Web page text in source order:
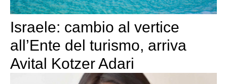
Israele: cambio al vertice
all’Ente del turismo, arriva
Avital Kotzer Adari